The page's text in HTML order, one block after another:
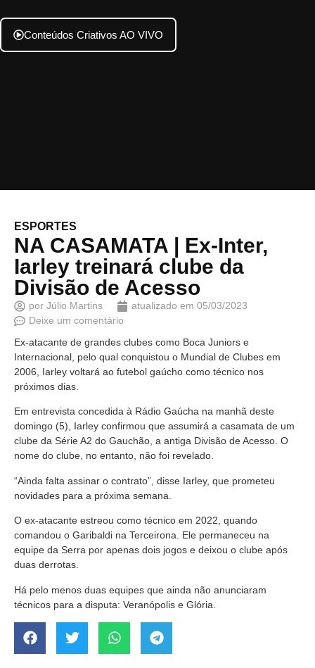
Conteúdos Criativos AO VIVO
ESPORTES
NA CASAMATA | Ex-Inter,
Iarley treinará clube da
Divisão de Acesso
por Júlio Martins atualizado em 05/03/2023
Deixe um comentário
Ex-atacante de grandes clubes como Boca Juniors e
Internacional, pelo qual conquistou o Mundial de Clubes em
2006, Iarley voltará ao futebol gaúcho como técnico nos
próximos dias.
Em entrevista concedida à Rádio Gaúcha na manhã deste
domingo (5), Iarley confirmou que assumirá a casamata de um
clube da Série A2 do Gauchão, a antiga Divisão de Acesso. O
nome do clube, no entanto, não foi revelado.
“Ainda falta assinar o contrato”, disse Iarley, que prometeu
novidades para a próxima semana.
O ex-atacante estreou como técnico em 2022, quando
comandou o Garibaldi na Terceirona. Ele permaneceu na
equipe da Serra por apenas dois jogos e deixou o clube após
duas derrotas.
Há pelo menos duas equipes que ainda não anunciaram
técnicos para a disputa: Veranópolis e Glória.